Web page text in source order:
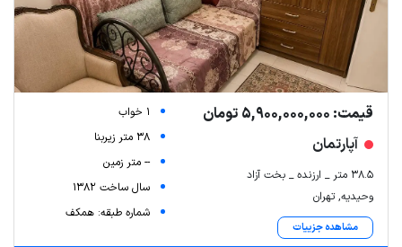
قیمت: 5,900,000,000 تومان
آپارتمان
۳۸.۵ متر _ ارزنده _ بخت آزاد
وحیدیه, تهران
مشاهده جزییات
1 خواب
38 متر زیربنا
-- متر زمین
سال ساخت 1382
شماره طبقه: همکف